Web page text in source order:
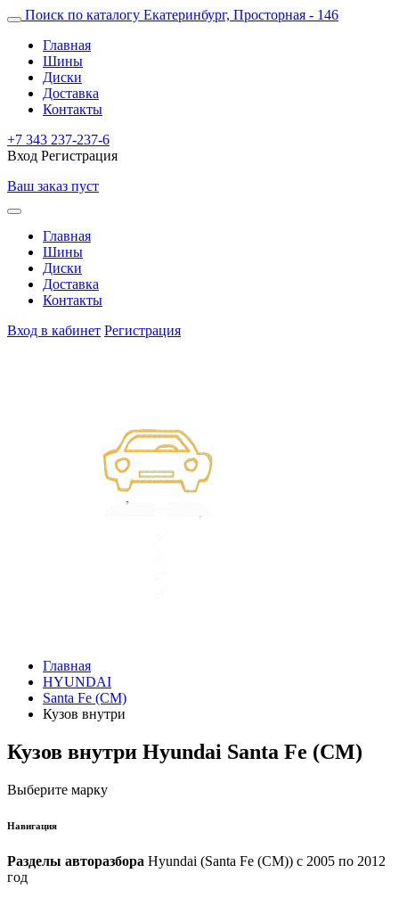
Поиск по каталогу Екатеринбург, Просторная - 146
Главная
Шины
Диски
Доставка
Контакты
+7 343 237-237-6
Вход Регистрация
Ваш заказ пуст
Главная
Шины
Диски
Доставка
Контакты
Вход в кабинет Регистрация
Главная
HYUNDAI
Santa Fe (CM)
Кузов внутри
Кузов внутри Hyundai Santa Fe (CM)
Выберите марку
Навигация
Разделы авторазбора Hyundai (Santa Fe (CM)) с 2005 по 2012
год